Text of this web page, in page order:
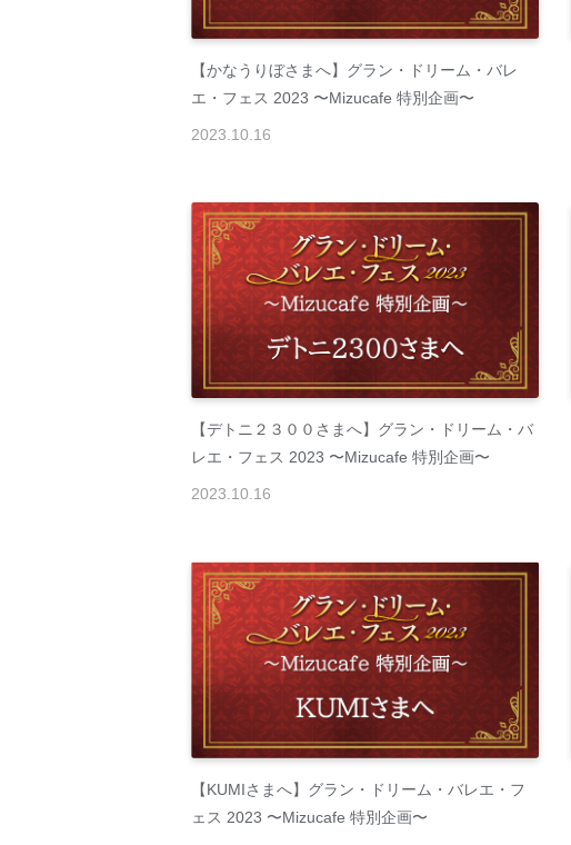
【かなうりぼさまへ】グラン・ドリーム・バレ
エ・フェス 2023 〜Mizucafe 特別企画〜
2023 10 16
【デトニ２３００さまへ】グラン・ドリーム・バ
レエ・フェス 2023 〜Mizucafe 特別企画〜
2023.10.16
【KUMIさまへ】グラン・ドリーム・バレエ・フ
ェス 2023 〜Mizucafe 特別企画〜